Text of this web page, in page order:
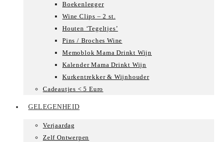
Boekenlegger
Wine Clips – 2 st.
Houten ‘Tegeltjes’
Pins / Broches Wine
Memoblok Mama Drinkt Wijn
Kalender Mama Drinkt Wijn
Kurkentrekker & Wijnhouder
Cadeautjes < 5 Euro
GELEGENHEID
Verjaardag
Zelf Ontwerpen